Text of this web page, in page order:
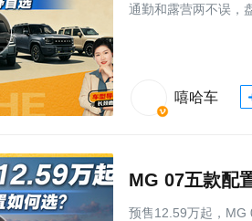
通勤和露营两不误，
嘻哈车
MG 07五款配
预售12.59万起，MG